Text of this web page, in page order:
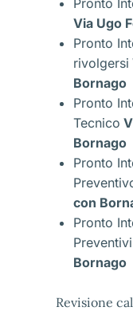
Via Ugo
Pronto
rivolgersi
Bornago
Pronto
Tecnico
Bornago
Pronto
con
Pronto
Preventivi
Bornago
Revisione